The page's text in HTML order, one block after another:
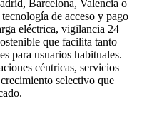
Barcelona, Valencia o
de acceso y pago
eléctrica, vigilancia 24
que facilita tanto
para usuarios habituales.
céntricas, servicios
selectivo que